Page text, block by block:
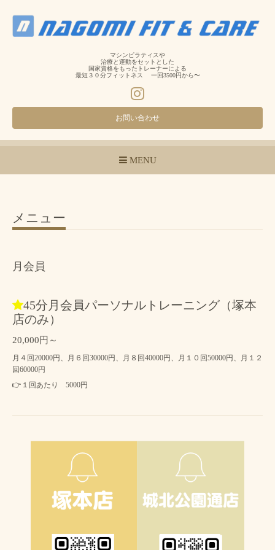
マシンピラティスや
治療と運動をセットとした
国家資格をもったトレーナーによる
最短３０分フィットネス 一回3500円から〜
お問い合わせ
MENU
メニュー
月会員
45分月会員パーソナルトレーニング（塚本
店のみ）
20,000円～
月４回20000円、月６回30000円、月８回40000円、月１０回50000円、月１２
回60000円
👉１回あたり 5000円